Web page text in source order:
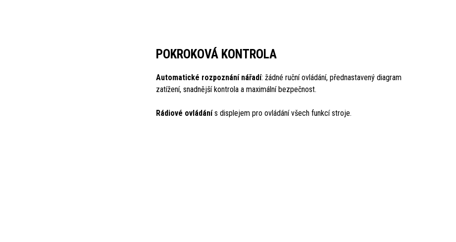
POKROKOVÁ KONTROLA
Automatické rozpoznání nářadí: žádné ruční ovládání, přednastavený diagram
zatížení, snadnější kontrola a maximální bezpečnost.
Rádiové ovládánís displejem pro ovládání všech funkcí stroje.